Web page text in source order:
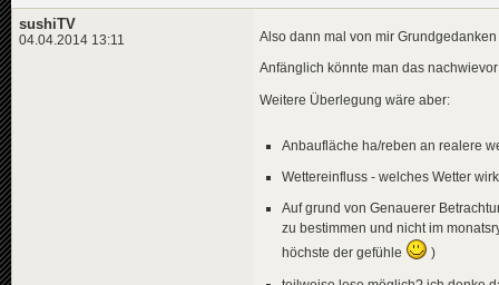
sushiTV
04.04.2014 13:11 Also dann mal von mir
Anfänglich könnte man das
Weitere Überlegung wäre aber:
Anbaufläche ha/reben an realere
Wettereinfluss - welches Wetter
Auf grund von Genauerer
zu bestimmen und nicht im
höchste der gefühle
)